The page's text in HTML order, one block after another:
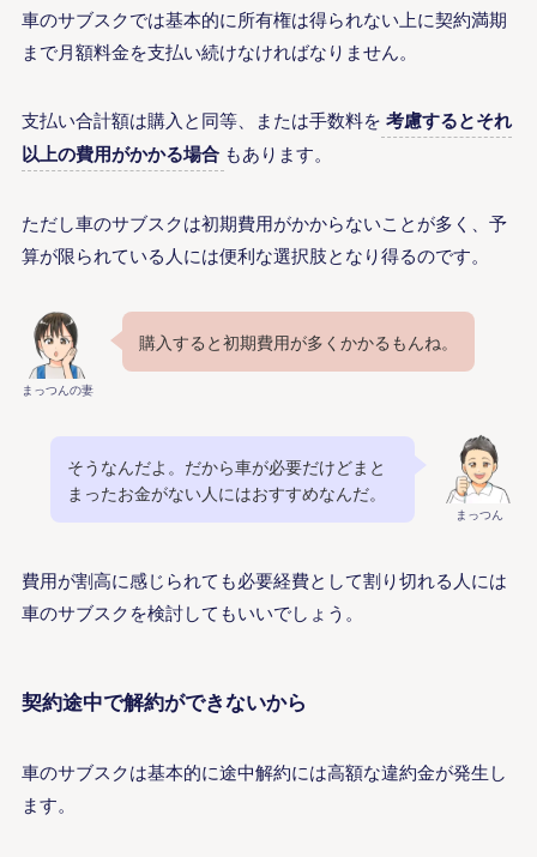
車のサブスクでは基本的に所有権は得られない上に契約満期
まで月額料金を支払い続けなければなりません。
支払い合計額は購入と同等、または手数料を 考慮するとそれ
以上の費用がかかる場合 もあります。
ただし車のサブスクは初期費用がかからないことが多く、予
算が限られている人には便利な選択肢となり得るのです。
まっつんの妻
購入すると初期費用が多くかかるもんね。
まっつん
そうなんだよ。だから車が必要だけどまと
まったお金がない人にはおすすめなんだ。
費用が割高に感じられても必要経費として割り切れる人には
車のサブスクを検討してもいいでしょう。
契約途中で解約ができないから
車のサブスクは基本的に途中解約には高額な違約金が発生し
ます。